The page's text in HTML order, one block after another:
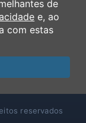
reservados
de
e, ao
com estas